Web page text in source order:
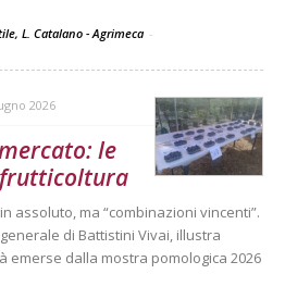
L. Catalano - Agrimeca -
2026
le
frutticoltura
assoluto, ma “combinazioni vincenti”.
di Battistini Vivai, illustra
emerse dalla mostra pomologica 2026